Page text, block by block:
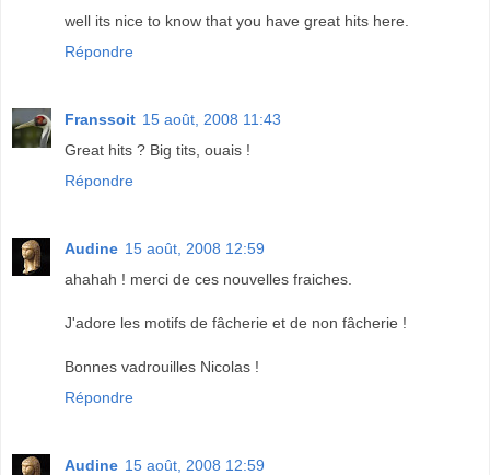
well its nice to know that you have great hits here.
Répondre
Franssoit 15 août, 2008 11:43
Great hits ? Big tits, ouais !
Répondre
Audine 15 août, 2008 12:59
ahahah ! merci de ces nouvelles fraiches.
J'adore les motifs de fâcherie et de non fâcherie !
Bonnes vadrouilles Nicolas !
Répondre
Audine 15 août, 2008 12:59